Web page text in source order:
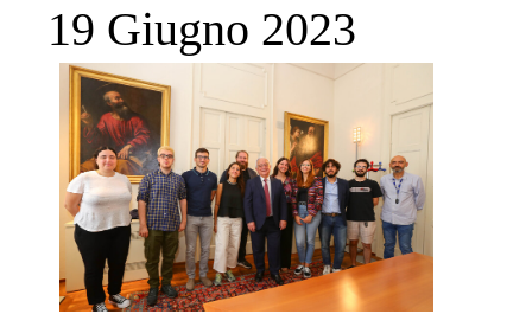
19 Giugno 2023